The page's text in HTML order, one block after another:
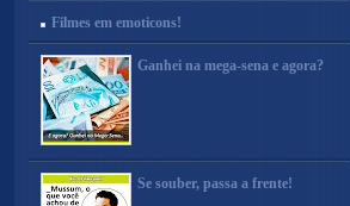
Filmes em emoticons!
Ganhei na mega-sena e agora?
Se souber, passa a frente!